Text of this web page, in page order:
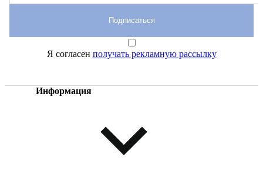
Информация
Подписаться
Я согласен получать рекламную рассылку